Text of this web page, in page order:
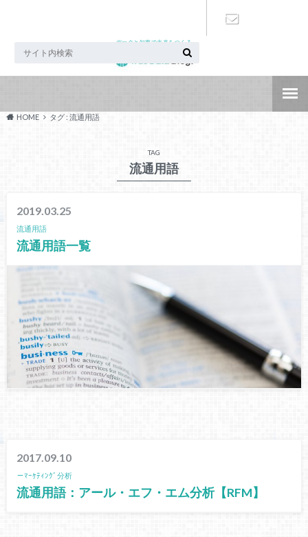
データと知恵で未来をつくる
HOME タグ : 流通用語
TAG
流通用語
2019.03.25
流通用語
流通用語一覧
2017.09.10
－ﾏｰｹﾃｨﾝｸﾞ分析
流通用語：アール・エフ・エム分析【RFM】